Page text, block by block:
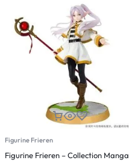
Figurine Frieren
Figurine Frieren – Collection Manga